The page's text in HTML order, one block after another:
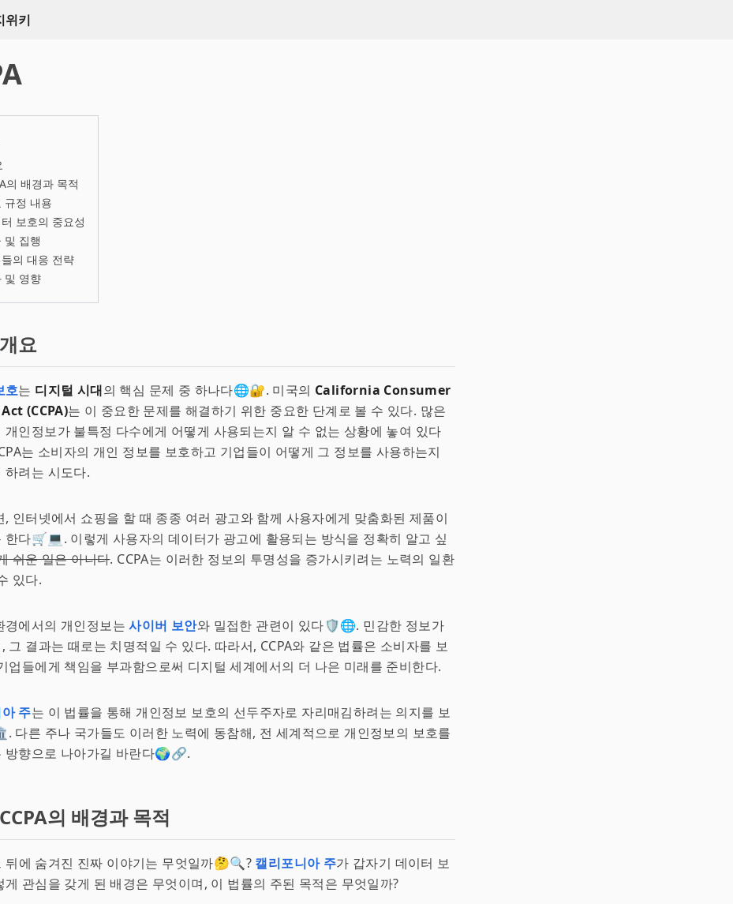
위키
의 배경과 목적
규정 내용
보호의 중요성
및 집행
의 대응 전략
및 영향
개요
호는 디지털 시대의 핵심 문제 중 하나다🌐🔐. 미국의 California Consumer
(CCPA)는 이 중요한 문제를 해결하기 위한 중요한 단계로 볼 수 있다. 많은
개인정보가 불특정 다수에게 어떻게 사용되는지 알 수 없는 상황에 놓여 있다
는 소비자의 개인 정보를 보호하고 기업들이 어떻게 그 정보를 사용하는지
하려는 시도다.
, 인터넷에서 쇼핑을 할 때 종종 여러 광고와 함께 사용자에게 맞춤화된 제품이
한다🛒💻. 이렇게 사용자의 데이터가 광고에 활용되는 방식을 정확히 알고 싶
쉬운 일은 아니다. CCPA는 이러한 정보의 투명성을 증가시키려는 노력의 일환
있다.
경에서의 개인정보는사이버 보안와 밀접한 관련이 있다🛡️🌐. 민감한 정보가
그 결과는 때로는 치명적일 수 있다. 따라서, CCPA와 같은 법률은 소비자를 보
업들에게 책임을 부과함으로써 디지털 세계에서의 더 나은 미래를 준비한다.
주는 이 법률을 통해 개인정보 보호의 선두주자로 자리매김하려는 의지를 보
다른 주나 국가들도 이러한 노력에 동참해, 전 세계적으로 개인정보의 보호를
방향으로 나아가길 바란다🌍🔗.
CCPA의 배경과 목적
뒤에 숨겨진 진짜 이야기는 무엇일까🤔🔍? 캘리포니아 주가 갑자기 데이터 보
게 관심을 갖게 된 배경은 무엇이며, 이 법률의 주된 목적은 무엇일까?